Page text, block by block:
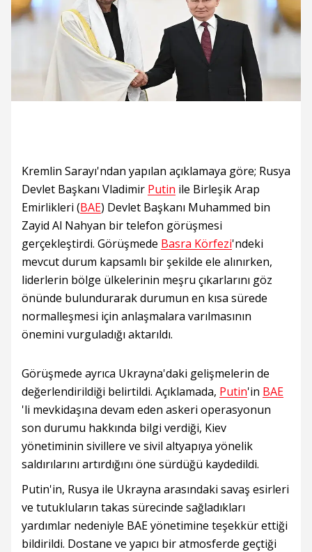
Kremlin Sarayı'ndan yapılan açıklamaya göre; Rusya
Devlet Başkanı Vladimir Putin ile Birleşik Arap
Emirlikleri (BAE) Devlet Başkanı Muhammed bin
Zayid Al Nahyan bir telefon görüşmesi
gerçekleştirdi. Görüşmede Basra Körfezi'ndeki
mevcut durum kapsamlı bir şekilde ele alınırken,
liderlerin bölge ülkelerinin meşru çıkarlarını göz
önünde bulundurarak durumun en kısa sürede
normalleşmesi için anlaşmalara varılmasının
önemini vurguladığı aktarıldı.
Görüşmede ayrıca Ukrayna'daki gelişmelerin de
değerlendirildiği belirtildi. Açıklamada, Putin'in BAE
'li mevkidaşına devam eden askeri operasyonun
son durumu hakkında bilgi verdiği, Kiev
yönetiminin sivillere ve sivil altyapıya yönelik
saldırılarını artırdığını öne sürdüğü kaydedildi.
Putin'in, Rusya ile Ukrayna arasındaki savaş esirleri
ve tutukluların takas sürecinde sağladıkları
yardımlar nedeniyle BAE yönetimine teşekkür ettiği
bildirildi. Dostane ve yapıcı bir atmosferde geçtiği